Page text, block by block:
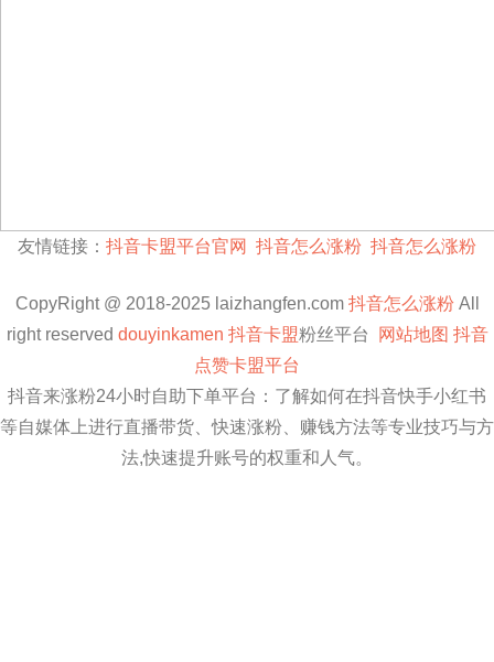
友情链接： 抖音卡盟平台官网 抖音怎么涨粉 抖音怎么涨粉
CopyRight @ 2018-2025 laizhangfen.com 抖音怎么涨粉All
right reserved douyinkamen 抖音卡盟粉丝平台 网站地图 抖音
点赞卡盟平台
抖音来涨粉24小时自助下单平台：了解如何在抖音快手小红书
等自媒体上进行直播带货、快速涨粉、赚钱方法等专业技巧与方
法,快速提升账号的权重和人气。